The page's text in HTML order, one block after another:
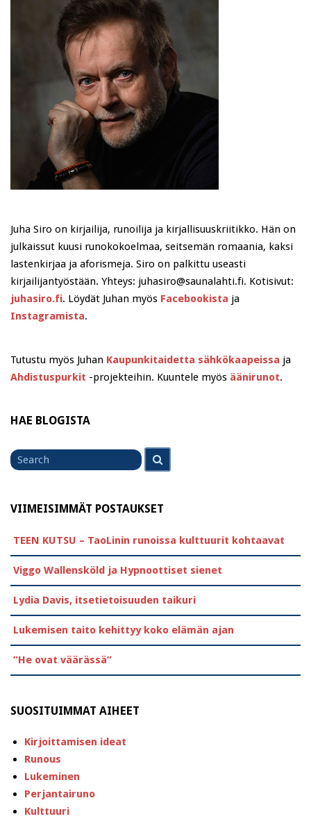
Juha Siro on kirjailija, runoilija ja kirjallisuuskriitikko. Hän on
julkaissut kuusi runokokoelmaa, seitsemän romaania, kaksi
lastenkirjaa ja aforismeja. Siro on palkittu useasti
kirjailijantyöstään. Yhteys: juhasiro@saunalahti.fi. Kotisivut:
juhasiro.fi. Löydät Juhan myös Facebookista ja
Instagramista.
Tutustu myös Juhan Kaupunkitaidetta sähkökaapeissa ja
Ahdistuspurkit -projekteihin. Kuuntele myös äänirunot.
HAE BLOGISTA
Search
for
VIIMEISIMMÄT POSTAUKSET
TEEN KUTSU – TaoLinin runoissa kulttuurit kohtaavat
Viggo Wallensköld ja Hypnoottiset sienet
Lydia Davis, itsetietoisuuden taikuri
Lukemisen taito kehittyy koko elämän ajan
”He ovat väärässä”
SUOSITUIMMAT AIHEET
Kirjoittamisen ideat
Runous
Lukeminen
Perjantairuno
Kulttuuri